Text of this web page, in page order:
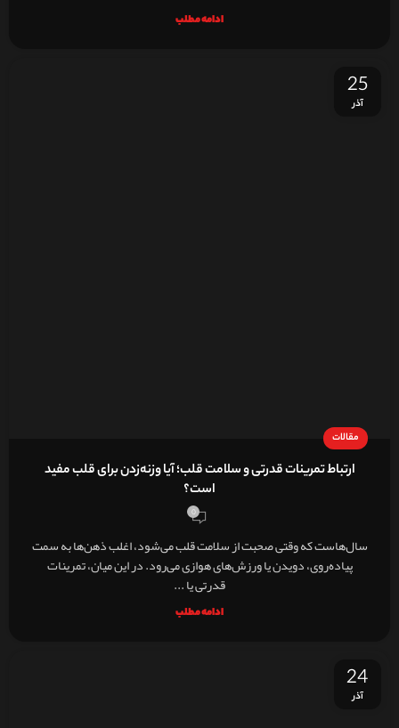
ادامه مطلب
25
آذر
مقالات
ارتباط تمرینات قدرتی و سلامت قلب؛ آیا وزنه‌زدن برای قلب مفید
است؟
0
سال‌هاست که وقتی صحبت از سلامت قلب می‌شود، اغلب ذهن‌ها به سمت
پیاده‌روی، دویدن یا ورزش‌های هوازی می‌رود. در این میان، تمرینات
قدرتی یا ...
ادامه مطلب
24
آذر